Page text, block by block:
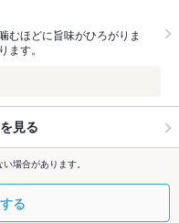
むほどに旨味がひろがりま
す。
見る
場合があります。
る